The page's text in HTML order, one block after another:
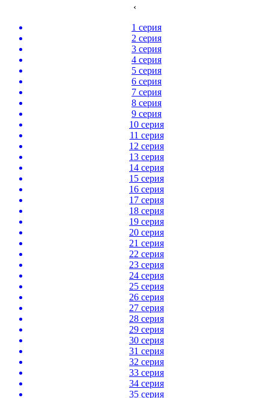
‹
1 серия
2 серия
3 серия
4 серия
5 серия
6 серия
7 серия
8 серия
9 серия
10 серия
11 серия
12 серия
13 серия
14 серия
15 серия
16 серия
17 серия
18 серия
19 серия
20 серия
21 серия
22 серия
23 серия
24 серия
25 серия
26 серия
27 серия
28 серия
29 серия
30 серия
31 серия
32 серия
33 серия
34 серия
35 серия